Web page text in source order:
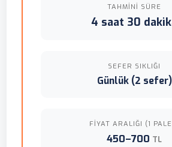
TAHMINI SÜRE
4 saat 30
SEFER SIKLIĞI
Günlük (2 sefer)
FIYAT ARALIĞI (1
450–700 TL